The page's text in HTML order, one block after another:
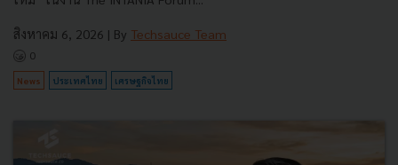
สิงหาคม 6, 2026 | By Techsauce Team
0
News ประเทศไทย เศรษฐกิจไทย